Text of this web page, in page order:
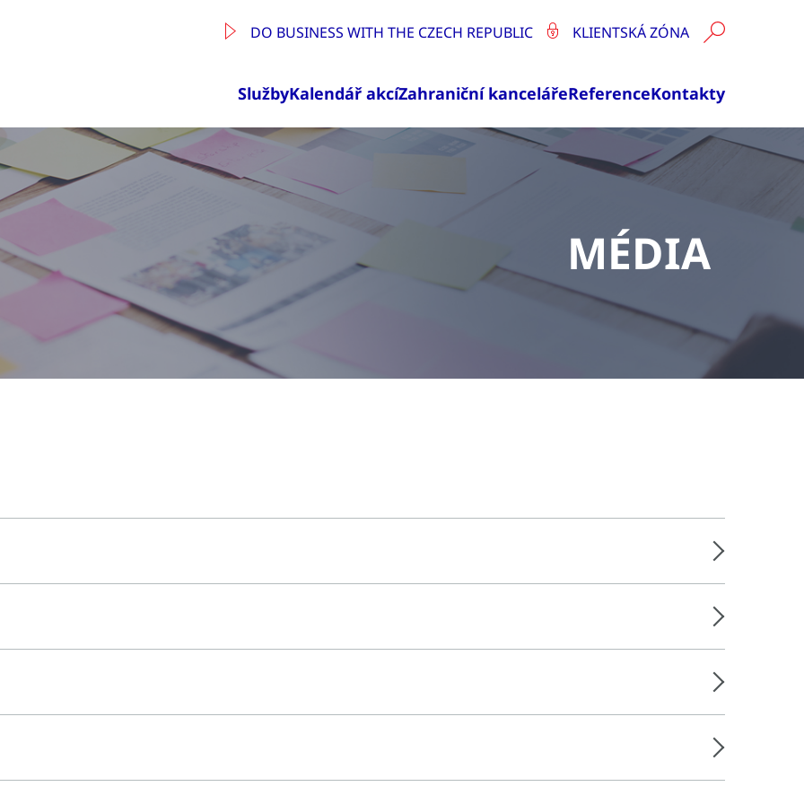
DO BUSINESS WITH THE CZECH REPUBLIC KLIENTSKÁ ZÓNA
SlužbyKalendář akcíZahraniční kancelářeReferenceKontakty
MÉDIA